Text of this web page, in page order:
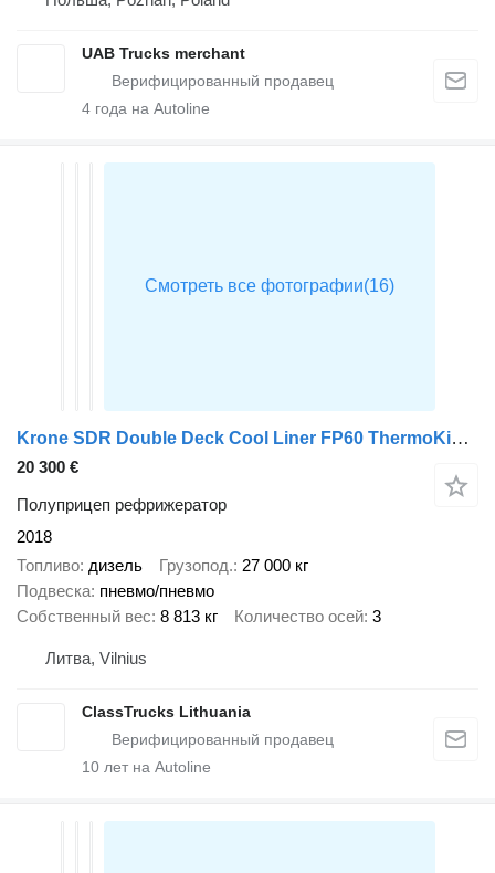
UAB Trucks merchant
4 года на Autoline
Krone SDR Double Deck Cool Liner FP60 ThermoKing SLXi 300 Lifting Axle
20 300 €
Полуприцеп рефрижератор
2018
Топливо дизель Грузопод. 27 000 кг
Подвеска пневмо/пневмо
Собственный вес 8 813 кг Количество осей 3
Литва, Vilnius
ClassTrucks Lithuania
10 лет на Autoline